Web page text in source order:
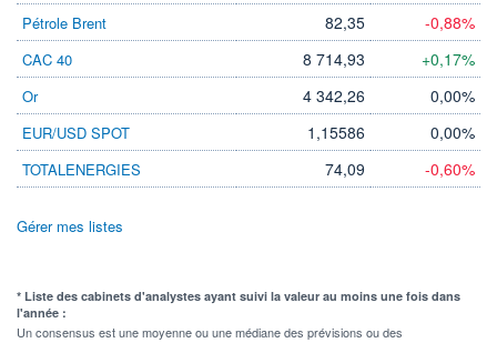
Pétrole Brent 82,35 -0,88%
CAC 40 8 714,93 +0,17%
Or 4 342,26 0,00%
EUR/USD SPOT 1,15586 0,00%
TOTALENERGIES 74,09 -0,60%
Gérer mes listes
* Liste des cabinets d'analystes ayant suivi la valeur au moins une fois dans
l'année :
Un consensus est une moyenne ou une médiane des prévisions ou des